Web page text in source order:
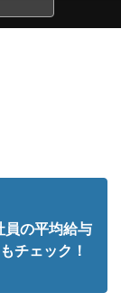
員の平均給与
チェック！